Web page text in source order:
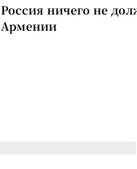
Россия ничего не
Армении